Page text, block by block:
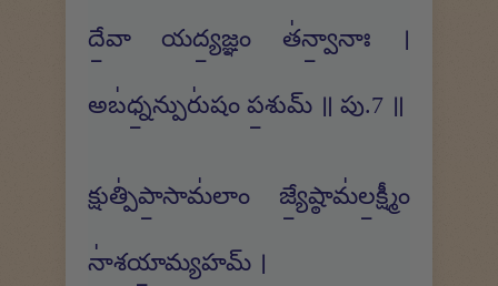
దే॒వా యద్య॒జ్ఞం త॑న్వా॒నాః ।
అబ॑ధ్న॒న్పురు॑షం ప॒శుమ్ ॥ పు.7 ॥
క్షుత్పి॑పా॒సామ॑లాం జ్యే॒ష్ఠామ॑ల॒క్ష్మీం
నా॑శయా॒మ్యహమ్ ।